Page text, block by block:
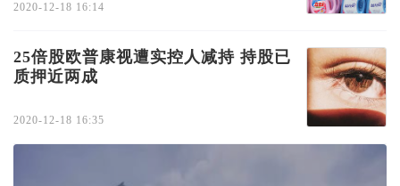
2020-12-18 16:14
25倍股欧普康视遭实控人减持 持股已
质押近两成
2020-12-18 16:35